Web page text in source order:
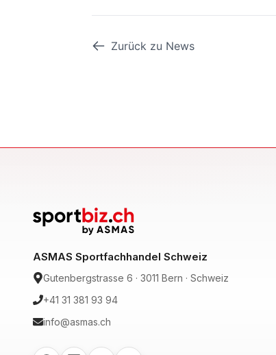
Zurück zu News
ASMAS Sportfachhandel Schweiz
Gutenbergstrasse 6 · 3011 Bern · Schweiz
+41 31 381 93 94
info@asmas.ch